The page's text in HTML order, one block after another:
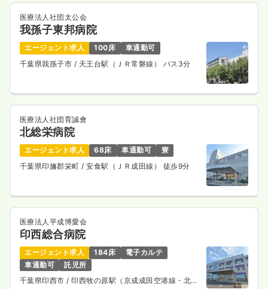
医療法人社団太公会
我孫子東邦病院
エージェント求人 100床
車通勤可
千葉県我孫子市 / 天王台駅（ＪＲ常磐線） バス3分
医療法人社団育誠會
北総栄病院
エージェント求人 68床 車通勤可
寮
千葉県印旛郡栄町 / 安食駅（ＪＲ成田線） 徒歩9分
医療法人平成博愛会
印西総合病院
エージェント求人 184床
電子カルテ
車通勤可
託児所
千葉県印西市 / 印西牧の原駅（京成成田空港線・北総